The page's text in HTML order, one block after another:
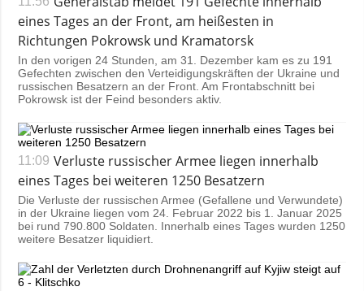
eines Tages an der Front, am heißesten in
Richtungen Pokrowsk und Kramatorsk
In den vorigen 24 Stunden, am 31. Dezember kam es zu 191
Gefechten zwischen den Verteidigungskräften der Ukraine und
russischen Besatzern an der Front. Am Frontabschnitt bei
Pokrowsk ist der Feind besonders aktiv.
11:09 Verluste russischer Armee liegen innerhalb
eines Tages bei weiteren 1250 Besatzern
Die Verluste der russischen Armee (Gefallene und Verwundete)
in der Ukraine liegen vom 24. Februar 2022 bis 1. Januar 2025
bei rund 790.800 Soldaten. Innerhalb eines Tages wurden 1250
weitere Besatzer liquidiert.